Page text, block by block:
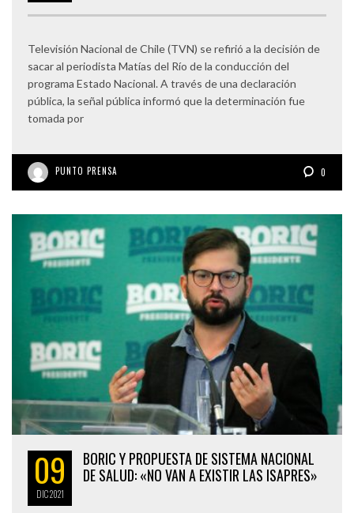
Televisión Nacional de Chile (TVN) se refirió a la decisión de
sacar al periodista Matías del Río de la conducción del
programa Estado Nacional. A través de una declaración
pública, la señal pública informó que la determinación fue
tomada por
PUNTO PRENSA 0
09
DIC2021
BORIC Y PROPUESTA DE SISTEMA NACIONAL
DE SALUD: «NO VAN A EXISTIR LAS ISAPRES»